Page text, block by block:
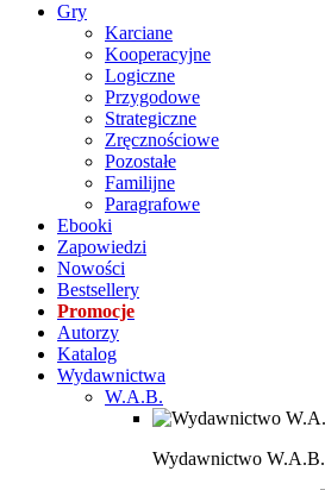
Gry
Karciane
Kooperacyjne
Logiczne
Przygodowe
Strategiczne
Zręcznościowe
Pozostałe
Familijne
Paragrafowe
Ebooki
Zapowiedzi
Nowości
Bestsellery
Promocje
Autorzy
Katalog
Wydawnictwa
W.A.B.
Wydawnictwo W.A.B.